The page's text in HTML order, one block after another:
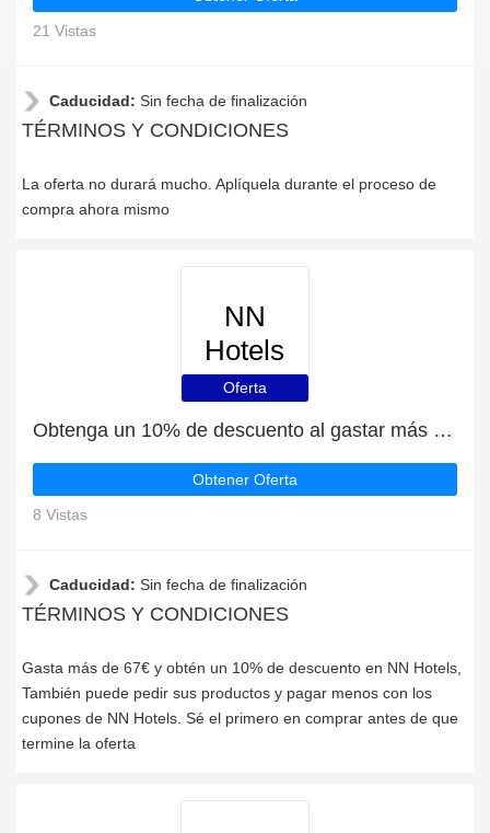
21 Vistas
Caducidad: Sin fecha de finalización
TÉRMINOS Y CONDICIONES
La oferta no durará mucho. Aplíquela durante el proceso de
compra ahora mismo
NN
Hotels
Oferta
Obtenga un 10% de descuento al gastar más de 67€
Obtener Oferta
8 Vistas
Caducidad: Sin fecha de finalización
TÉRMINOS Y CONDICIONES
Gasta más de 67€ y obtén un 10% de descuento en NN Hotels,
También puede pedir sus productos y pagar menos con los
cupones de NN Hotels. Sé el primero en comprar antes de que
termine la oferta